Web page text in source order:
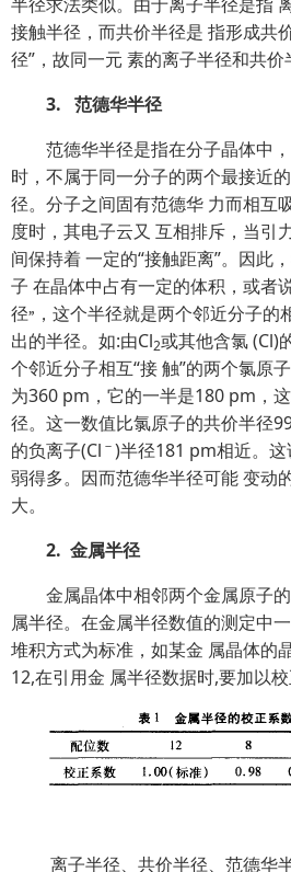
接触半径，而共价半径是 指形成共
径”，故同一元 素的离子半径和共价
3. 范德华半径
范德华半径是指在分子晶体中
时，不属于同一分子的两个最接近
径。分子之间固有范德华 力而相互
度时，其电子云又 互相排斥，当引
间保持着 一定的“接触距离”。因此
子 在晶体中占有一定的体积，或者
径” ， 这个半径就是两个邻近分子的
出的半径。如:由Cl2或其他含氯 (Cl)
个邻近分子相互“接 触”的两个氯原
为360 pm，它的一半是180 pm，
径。这一数值比氯原子的共价半径
的负离子(Cl －)半径181 pm相近。
弱得多。因而范德华半径可能 变动
大。
2. 金属半径
金属晶体中相邻两个金属原子
属半径。在金属半径数值的测定中
堆积方式为标准，如某金 属晶体的
12,在引用金 属半径数据时,要加以校
离子半径、共价半径、范德华